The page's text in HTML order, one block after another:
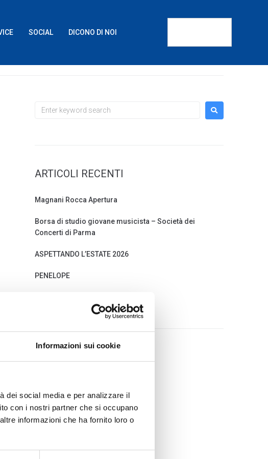
Informazioni sui cookie
dei social media e per analizzare il
con i nostri partner che si occupano
informazioni che ha fornito loro o
SOCIAL DICONO DI NOI
ARTICOLI RECENTI
Magnani Rocca Apertura
Borsa di studio giovane musicista – Società dei
Concerti di Parma
ASPETTANDO L’ESTATE 2026
PENELOPE
CONTATTI
CHI SIAMO
SCOPI
ASSOCIATI